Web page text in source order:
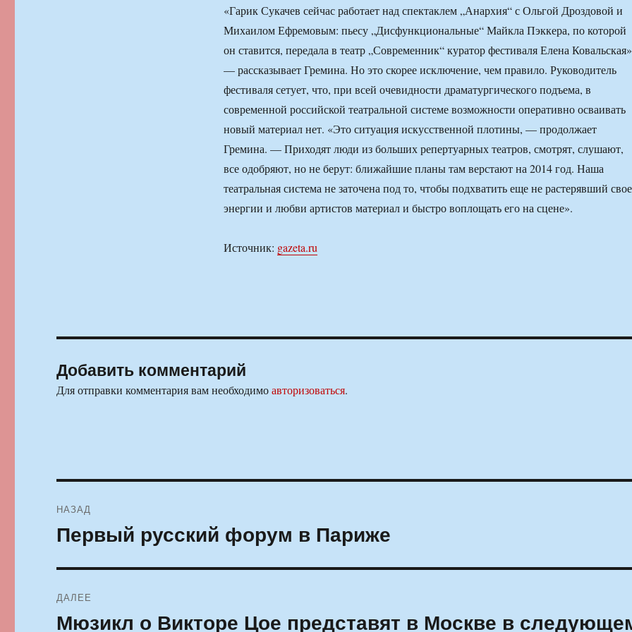
«Гарик Сукачев сейчас работает над спектаклем „Анархия“ с Ольгой Дроздовой и
Михаилом Ефремовым: пьесу „Дисфункциональные“ Майкла Пэккера, по которой
он ставится, передала в театр „Современник“ куратор фестиваля Елена
— рассказывает Гремина. Но это скорее исключение, чем правило. Руководитель
фестиваля сетует, что, при всей очевидности драматургического подъема, в
современной российской театральной системе возможности оперативно осваивать
новый материал нет. «Это ситуация искусственной плотины, — продолжает
Гремина. — Приходят люди из больших репертуарных театров, смотрят, слушают,
все одобряют, но не берут: ближайшие планы там верстают на 2014 год. Наша
театральная система не заточена под то, чтобы подхватить еще не растерявший
энергии и любви артистов материал и быстро воплощать его на сцене».
Источник: gazeta.ru
Добавить комментарий
Для отправки комментария вам необходимоавторизоваться.
по
НАЗАД
Предыдущая
запись:
Первый русский форум в Париже
ДАЛЕЕ
Следующая
Мюзикл о Викторе Цое представят в Москве в